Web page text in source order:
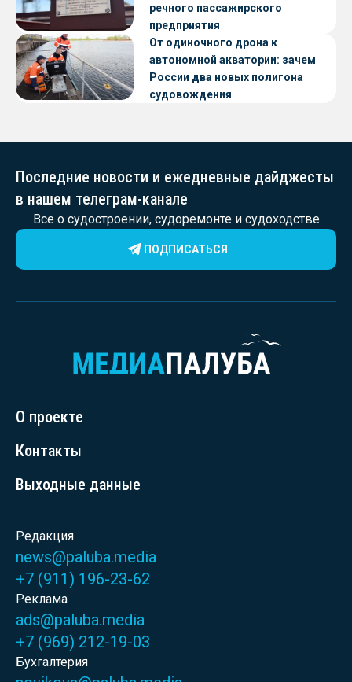
речного пассажирского
предприятия
От одиночного дрона к
автономной акватории: зачем
России два новых полигона
судовождения
Последние новости и ежедневные дайджесты
в нашем телеграм-канале
Все о судостроении, судоремонте и судоходстве
ПОДПИСАТЬСЯ
О проекте
Контакты
Выходные данные
Редакция
news@paluba.media
+7 (911) 196-23-62
Реклама
ads@paluba.media
+7 (969) 212-19-03
Бухгалтерия